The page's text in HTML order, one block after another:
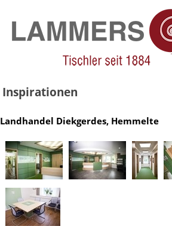
Inspirationen
Landhandel Diekgerdes, Hemmelte